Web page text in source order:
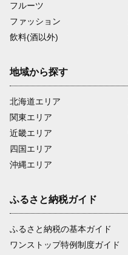
フルーツ
ファッション
飲料(酒以外)
地域から探す
北海道エリア
関東エリア
近畿エリア
四国エリア
沖縄エリア
ふるさと納税ガイド
ふるさと納税の基本ガイド
ワンストップ特例制度ガイド